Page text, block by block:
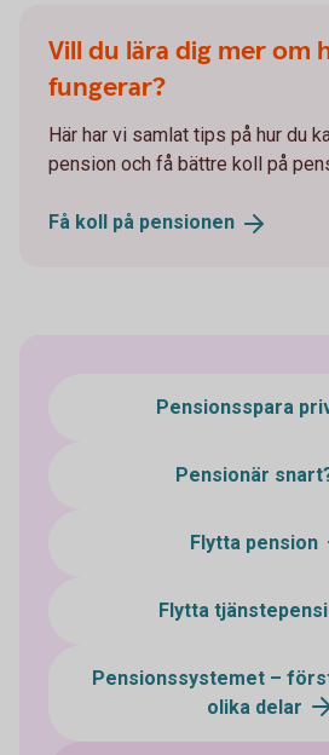
Vill du lära dig mer om
fungerar?
Här har vi samlat tips på hur du
pension och få bättre koll på
Få koll på pensionen
Pensionsspara
Pensionär
Flytta pension
Flytta
Pensionssystemet –
olika delar